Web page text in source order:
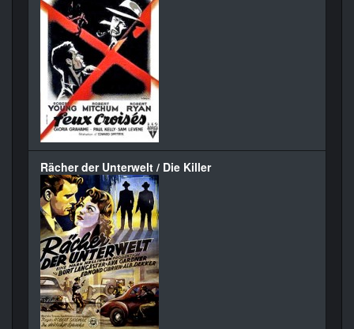
Rächer der Unterwelt / Die Killer